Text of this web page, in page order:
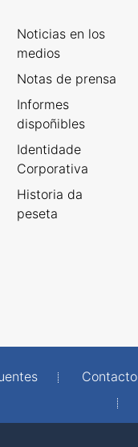
Noticias en los
medios
Notas de prensa
Informes
dispoñibles
Identidade
Corporativa
Historia da
peseta
Contacto